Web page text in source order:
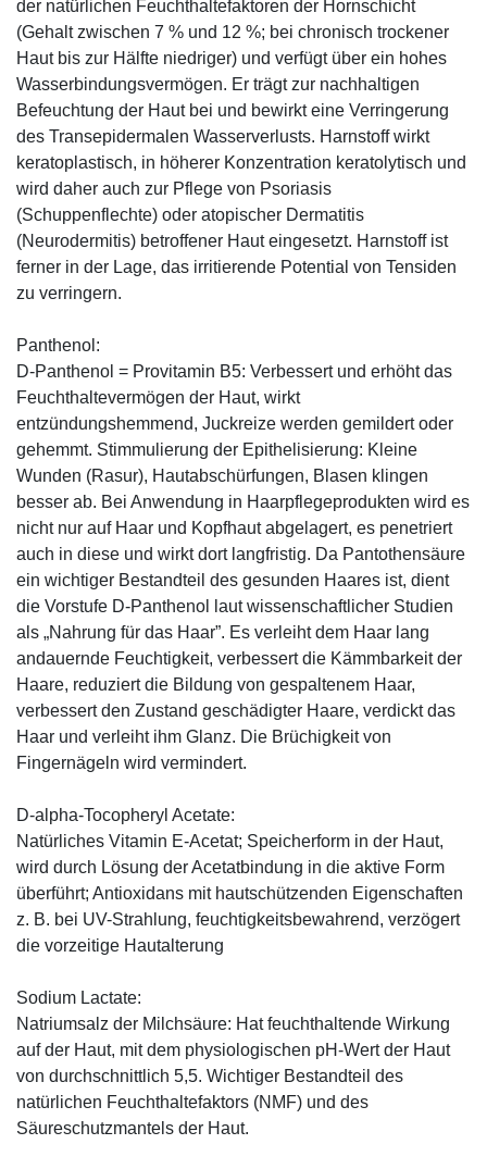
der natürlichen Feuchthaltefaktoren der Hornschicht
(Gehalt zwischen 7 % und 12 %; bei chronisch trockener
Haut bis zur Hälfte niedriger) und verfügt über ein hohes
Wasserbindungsvermögen. Er trägt zur nachhaltigen
Befeuchtung der Haut bei und bewirkt eine Verringerung
des Transepidermalen Wasserverlusts. Harnstoff wirkt
keratoplastisch, in höherer Konzentration keratolytisch und
wird daher auch zur Pflege von Psoriasis
(Schuppenflechte) oder atopischer Dermatitis
(Neurodermitis) betroffener Haut eingesetzt. Harnstoff ist
ferner in der Lage, das irritierende Potential von Tensiden
zu verringern.
Panthenol:
D-Panthenol = Provitamin B5: Verbessert und erhöht das
Feuchthaltevermögen der Haut, wirkt
entzündungshemmend, Juckreize werden gemildert oder
gehemmt. Stimmulierung der Epithelisierung: Kleine
Wunden (Rasur), Hautabschürfungen, Blasen klingen
besser ab. Bei Anwendung in Haarpflegeprodukten wird es
nicht nur auf Haar und Kopfhaut abgelagert, es penetriert
auch in diese und wirkt dort langfristig. Da Pantothensäure
ein wichtiger Bestandteil des gesunden Haares ist, dient
die Vorstufe D-Panthenol laut wissenschaftlicher Studien
als „Nahrung für das Haar”. Es verleiht dem Haar lang
andauernde Feuchtigkeit, verbessert die Kämmbarkeit der
Haare, reduziert die Bildung von gespaltenem Haar,
verbessert den Zustand geschädigter Haare, verdickt das
Haar und verleiht ihm Glanz. Die Brüchigkeit von
Fingernägeln wird vermindert.
D-alpha-Tocopheryl Acetate:
Natürliches Vitamin E-Acetat; Speicherform in der Haut,
wird durch Lösung der Acetatbindung in die aktive Form
überführt; Antioxidans mit hautschützenden Eigenschaften
z. B. bei UV-Strahlung, feuchtigkeitsbewahrend, verzögert
die vorzeitige Hautalterung
Sodium Lactate:
Natriumsalz der Milchsäure: Hat feuchthaltende Wirkung
auf der Haut, mit dem physiologischen pH-Wert der Haut
von durchschnittlich 5,5. Wichtiger Bestandteil des
natürlichen Feuchthaltefaktors (NMF) und des
Säureschutzmantels der Haut.